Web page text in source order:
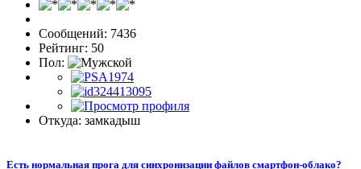
Сообщений: 7436
Рейтинг: 50
Пол:
Откуда: замкадыш
Есть нормальная прога для синхронизации файлов смартфон-облако?